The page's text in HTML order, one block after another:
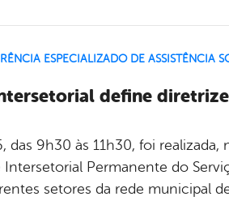
ESPECIALIZADO DE ASSISTÊNCIA
define
9h30 às 11h30, foi realizada,
Permanente do
setores da rede municipal